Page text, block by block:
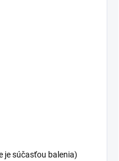
je súčasťou balenia)